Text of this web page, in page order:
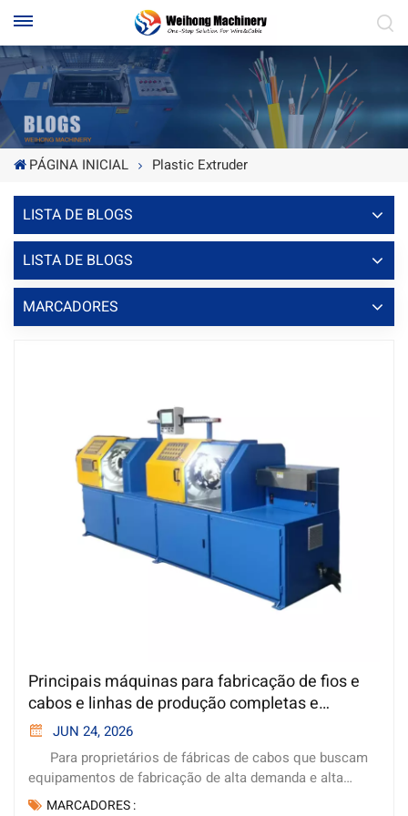
PÁGINA INICIAL Plastic Extruder
LISTA DE BLOGS
LISTA DE BLOGS
MARCADORES
Principais máquinas para fabricação de fios e
cabos e linhas de produção completas e
personalizadas para fábricas de cabos.
JUN 24, 2026
equipamentos de fabricação de alta demanda e alta
eficiência, a Weihong Machinery oferece linhas de
MARCADORES :